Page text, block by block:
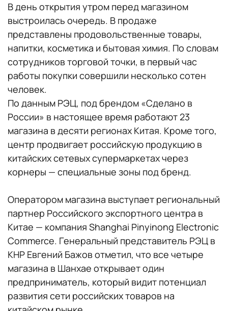
В день открытия утром перед магазином
выстроилась очередь. В продаже
представлены продовольственные товары,
напитки, косметика и бытовая химия. По словам
сотрудников торговой точки, в первый час
работы покупки совершили несколько сотен
человек.
По данным РЭЦ, под брендом «Сделано в
России» в настоящее время работают 23
магазина в десяти регионах Китая. Кроме того,
центр продвигает российскую продукцию в
китайских сетевых супермаркетах через
корнеры — специальные зоны под бренд.
Оператором магазина выступает региональный
партнер Российского экспортного центра в
Китае — компания Shanghai Pinyinong Electronic
Commerce. Генеральный представитель РЭЦ в
КНР Евгений Бажов отметил, что все четыре
магазина в Шанхае открывает один
предприниматель, который видит потенциал
развития сети российских товаров на